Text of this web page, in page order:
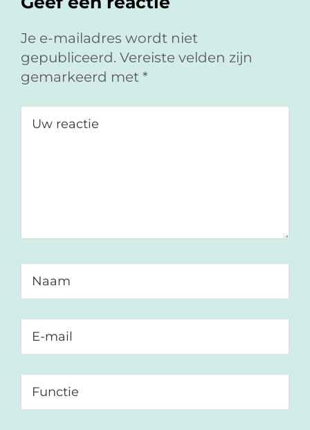
b
k
e
n
Je e-mailadres wordt niet
gepubliceerd. Vereiste velden zijn
gemarkeerd met *